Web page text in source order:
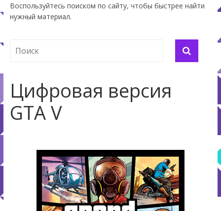
Воспользуйтесь поиском по сайту, чтобы быстрее найти
нужный материал.
Цифровая версия
GTA V